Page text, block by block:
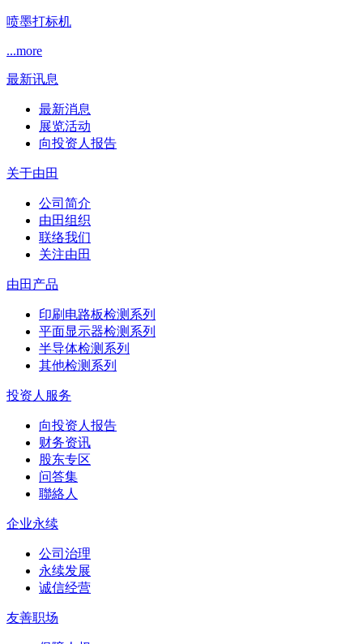
喷墨打标机
...more
最新讯息
最新消息
展览活动
向投资人报告
关于由田
公司简介
由田组织
联络我们
关注由田
由田产品
印刷电路板检测系列
平面显示器检测系列
半导体检测系列
其他检测系列
投资人服务
向投资人报告
财务资讯
股东专区
问答集
聯絡人
企业永续
公司治理
永续发展
诚信经营
友善职场